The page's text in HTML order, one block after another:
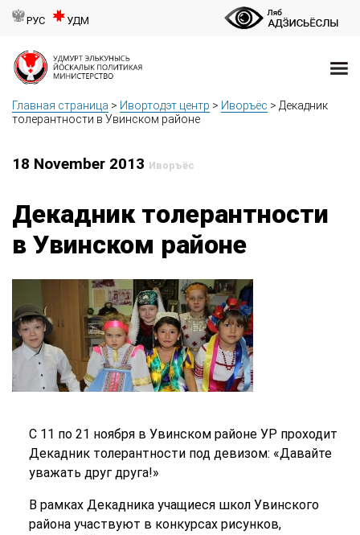
РУС УДМ
Главная страница > Ивортодэт центр > Иворъёс > Декадник
толерантности в Увинском районе
18 November 2013 Иворъёс
Декадник толерантности
в Увинском районе
С 11 по 21 ноября в Увинском районе УР проходит
Декадник толерантности под девизом: «Давайте
уважать друг друга!»
В рамках Декадника учащиеся школ Увинского
района участвуют в конкурсах рисунков,